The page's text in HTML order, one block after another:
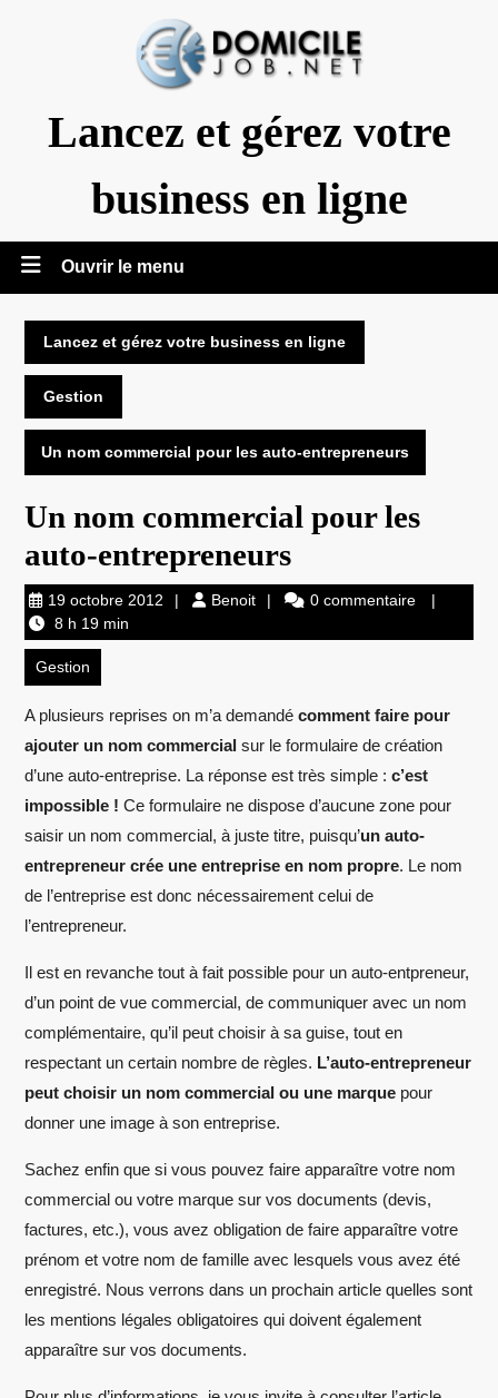
Lancez et gérez votre
business en ligne
Ouvrir le menu
le
menu
Lancez et gérez votre business en ligne
Gestion
Un nom commercial pour les auto-entrepreneurs
Un nom commercial pour les
auto-entrepreneurs
19 octobre 2012 19
2012
BenoitBenoit
0 commentaire
8 h 19 min
Gestion
A plusieurs reprises on m’a demandé comment faire pour
ajouter un nom commercial sur le formulaire de création
d’une auto-entreprise. La réponse est très simple : c’est
impossible ! Ce formulaire ne dispose d’aucune zone pour
saisir un nom commercial, à juste titre, puisqu’un auto-
entrepreneur crée une entreprise en nom propre. Le nom
de l’entreprise est donc nécessairement celui de
l’entrepreneur.
Il est en revanche tout à fait possible pour un auto-entpreneur,
d’un point de vue commercial, de communiquer avec un nom
complémentaire, qu’il peut choisir à sa guise, tout en
respectant un certain nombre de règles. L’auto-entrepreneur
peut choisir un nom commercial ou une marque pour
donner une image à son entreprise.
Sachez enfin que si vous pouvez faire apparaître votre nom
commercial ou votre marque sur vos documents (devis,
factures, etc.), vous avez obligation de faire apparaître votre
prénom et votre nom de famille avec lesquels vous avez été
enregistré. Nous verrons dans un prochain article quelles sont
les mentions légales obligatoires qui doivent également
apparaître sur vos documents.